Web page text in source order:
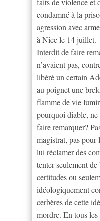
faits de violence et
condamné à la
agression avec
à Nice le 14 juillet.
Interdit de faire
n’avaient pas,
libéré un certain
au poignet une
flamme de vie
pourquoi diable, ne
faire remarquer?
magistrat, pas pour
lui réclamer des
tenter seulement
certitudes ou
idéologiquement
cerbères de cette
mordre. En tous